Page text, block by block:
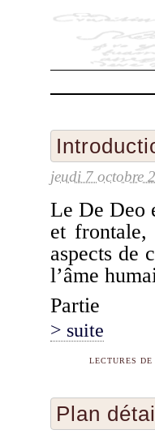
jeudi 7 octobre
Le De Deo
et frontale,
aspects de
l’âme
Partie
> suite
LECTURES
Plan